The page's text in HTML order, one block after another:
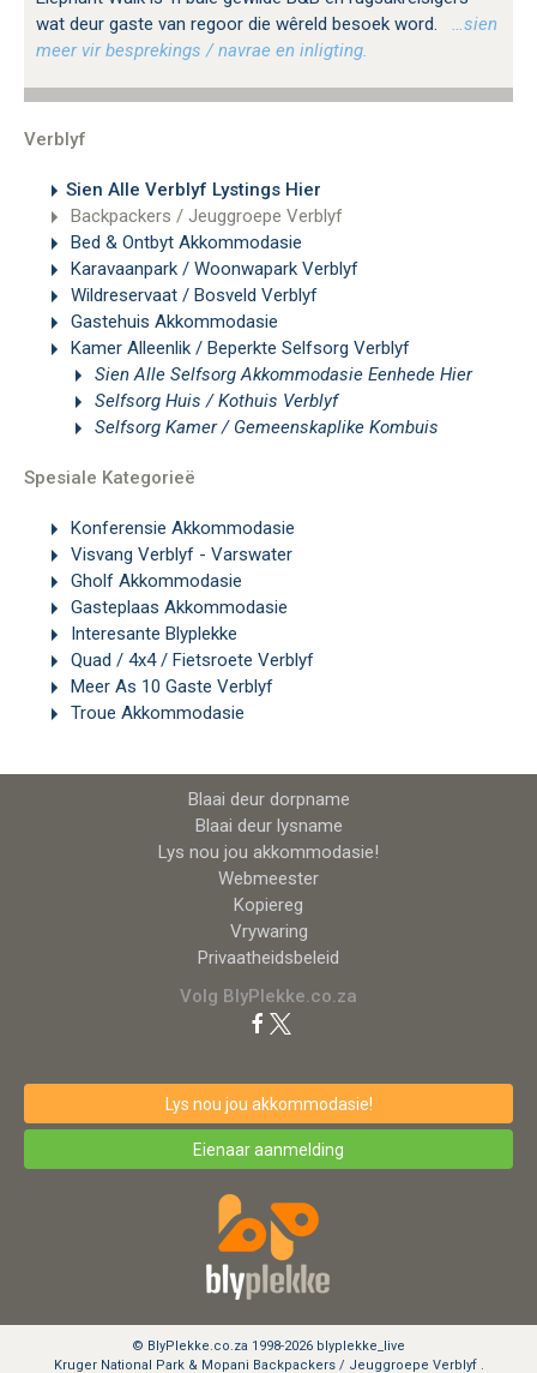
wat deur gaste van regoor die wêreld besoek word.
…sien
meer vir besprekings / navrae en inligting.
Verblyf
Sien Alle Verblyf Lystings Hier
Backpackers / Jeuggroepe Verblyf
Bed & Ontbyt Akkommodasie
Karavaanpark / Woonwapark Verblyf
Wildreservaat / Bosveld Verblyf
Gastehuis Akkommodasie
Kamer Alleenlik / Beperkte Selfsorg Verblyf
Sien Alle Selfsorg Akkommodasie Eenhede Hier
Selfsorg Huis / Kothuis Verblyf
Selfsorg Kamer / Gemeenskaplike Kombuis
Spesiale Kategorieë
Konferensie Akkommodasie
Visvang Verblyf - Varswater
Gholf Akkommodasie
Gasteplaas Akkommodasie
Interesante Blyplekke
Quad / 4x4 / Fietsroete Verblyf
Meer As 10 Gaste Verblyf
Troue Akkommodasie
Blaai deur dorpname
Blaai deur lysname
Lys nou jou akkommodasie!
Webmeester
Kopiereg
Vrywaring
Privaatheidsbeleid
Volg BlyPlekke.co.za
Lys nou jou akkommodasie!
Eienaar aanmelding
© BlyPlekke.co.za 1998-2026 blyplekke_live
Kruger National Park & Mopani Backpackers / Jeuggroepe Verblyf .